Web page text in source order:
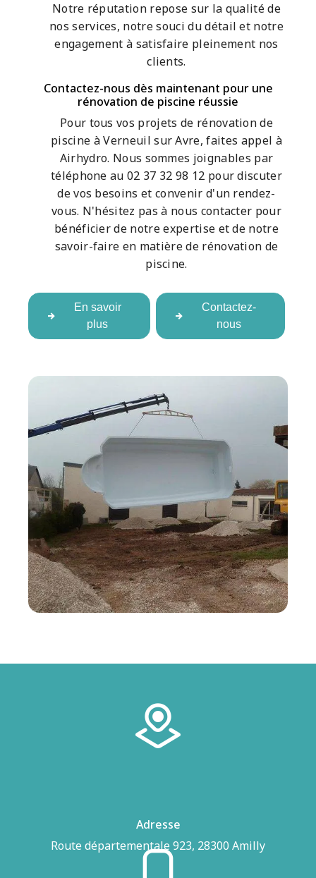
Notre réputation repose sur la qualité de
nos services, notre souci du détail et notre
engagement à satisfaire pleinement nos
clients.
Contactez-nous dès maintenant pour une
rénovation de piscine réussie
Pour tous vos projets de rénovation de
piscine à Verneuil sur Avre, faites appel à
Airhydro. Nous sommes joignables par
téléphone au 02 37 32 98 12 pour discuter
de vos besoins et convenir d'un rendez-
vous. N'hésitez pas à nous contacter pour
bénéficier de notre expertise et de notre
savoir-faire en matière de rénovation de
piscine.
En savoir
plus
Contactez-
nous
Adresse
Route départementale 923, 28300 Amilly